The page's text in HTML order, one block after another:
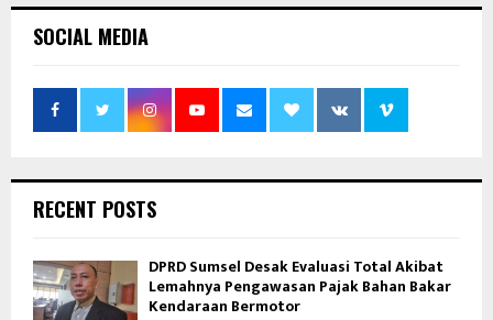
SOCIAL MEDIA
RECENT POSTS
DPRD Sumsel Desak Evaluasi Total Akibat
Lemahnya Pengawasan Pajak Bahan Bakar
Kendaraan Bermotor